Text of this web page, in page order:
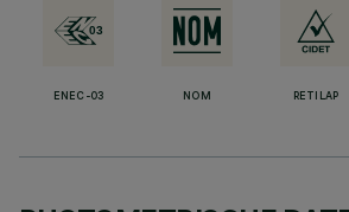
ENEC-03 NOM RETILAP